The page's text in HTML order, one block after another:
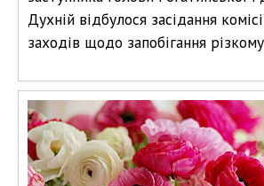
Духній відбулося засідання
заходів щодо запобігання